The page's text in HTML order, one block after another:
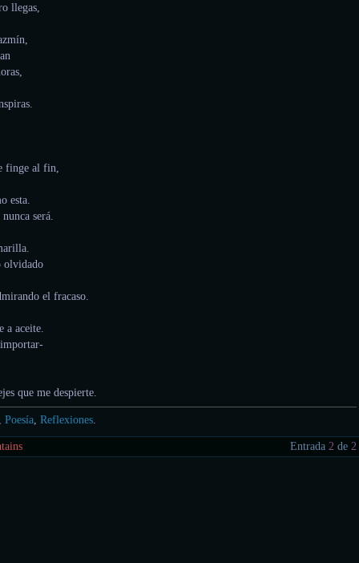
llegas,
finge al fin,
esta.
será.
olvidado
el fracaso.
a aceite.
que me despierte.
Poesía,Reflexiones.
Entrada2 de2